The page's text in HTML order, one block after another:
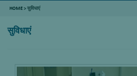
HOME>सुविधाएं
सुविधाएं